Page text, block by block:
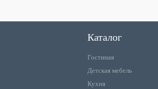
Каталог
Гостиная
Детская мебель
Кухня